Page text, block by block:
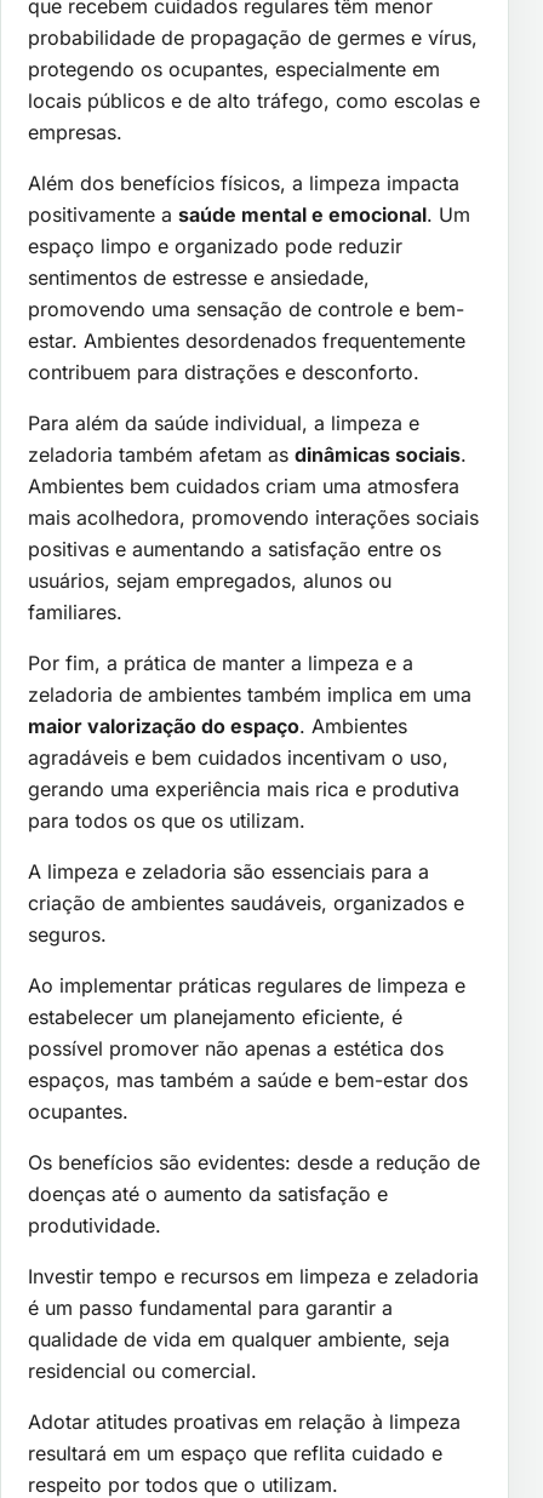
que recebem cuidados regulares têm menor
probabilidade de propagação de germes e vírus,
protegendo os ocupantes, especialmente em
locais públicos e de alto tráfego, como escolas e
empresas.
Além dos benefícios físicos, a limpeza impacta
positivamente a saúde mental e emocional. Um
espaço limpo e organizado pode reduzir
sentimentos de estresse e ansiedade,
promovendo uma sensação de controle e bem-
estar. Ambientes desordenados frequentemente
contribuem para distrações e desconforto.
Para além da saúde individual, a limpeza e
zeladoria também afetam as dinâmicas sociais.
Ambientes bem cuidados criam uma atmosfera
mais acolhedora, promovendo interações sociais
positivas e aumentando a satisfação entre os
usuários, sejam empregados, alunos ou
familiares.
Por fim, a prática de manter a limpeza e a
zeladoria de ambientes também implica em uma
maior valorização do espaço. Ambientes
agradáveis e bem cuidados incentivam o uso,
gerando uma experiência mais rica e produtiva
para todos os que os utilizam.
A limpeza e zeladoria são essenciais para a
criação de ambientes saudáveis, organizados e
seguros.
Ao implementar práticas regulares de limpeza e
estabelecer um planejamento eficiente, é
possível promover não apenas a estética dos
espaços, mas também a saúde e bem-estar dos
ocupantes.
Os benefícios são evidentes: desde a redução de
doenças até o aumento da satisfação e
produtividade.
Investir tempo e recursos em limpeza e zeladoria
é um passo fundamental para garantir a
qualidade de vida em qualquer ambiente, seja
residencial ou comercial.
Adotar atitudes proativas em relação à limpeza
resultará em um espaço que reflita cuidado e
respeito por todos que o utilizam.